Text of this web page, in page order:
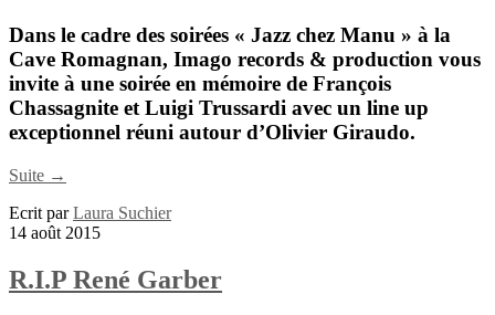
Dans le cadre des soirées « Jazz chez Manu » à la
Cave Romagnan, Imago records & production vous
invite à une soirée en mémoire de François
Chassagnite etLuigi Trussardi avec un line up
exceptionnel réuni autour d’Olivier Giraudo.
Suite →
Ecrit parLaura Suchier
14 août 2015
R.I.P René Garber